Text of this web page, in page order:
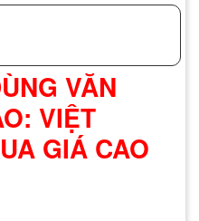
VĂN
VIỆT
GIÁ CAO